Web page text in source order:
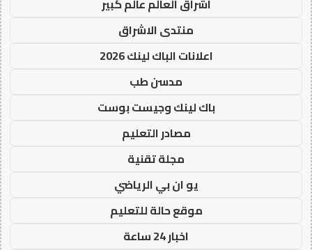
منتدى الاشراق
اعلانات الباك لينك 2026
مدسن طب
باك لينك وجيست بوست
مصادر التعليم
مجلة تقنية
يو ان بي الرياضي
موقع حالة للتعليم
اخبار 24 ساعة